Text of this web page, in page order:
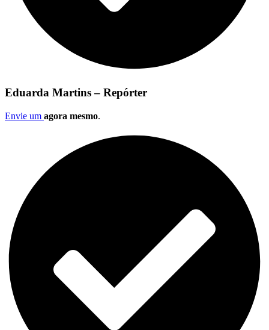
Eduarda Martins – Repórter
Envie um agora mesmo.